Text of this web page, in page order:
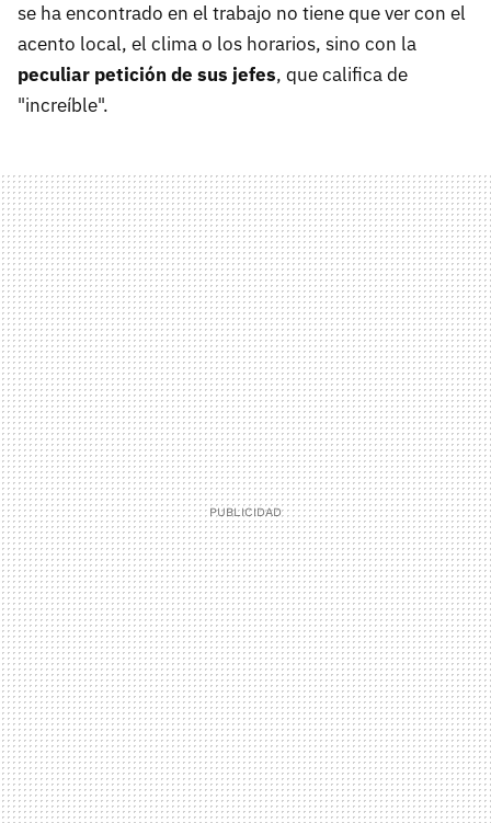
se ha encontrado en el trabajo no tiene que ver con el
acento local, el clima o los horarios, sino con la
peculiar petición de sus jefes, que califica de
"increíble".